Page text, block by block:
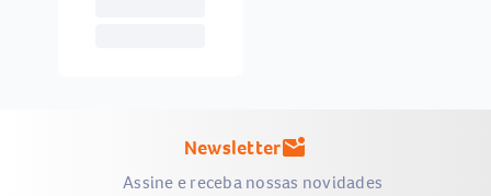
Newslettermark_email_unread
Assine e receba nossas novidades